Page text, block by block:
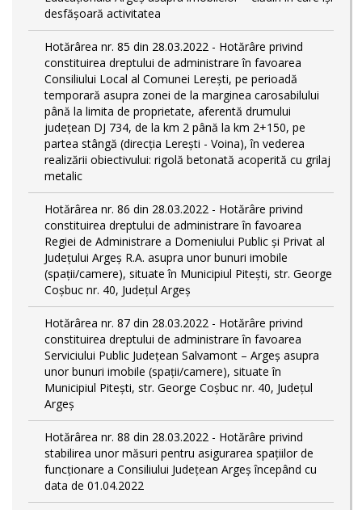
desfășoară activitatea
Hotărârea nr. 85 din 28.03.2022 - Hotărâre privind
constituirea dreptului de administrare în favoarea
Consiliului Local al Comunei Lerești, pe perioadă
temporară asupra zonei de la marginea carosabilului
până la limita de proprietate, aferentă drumului
județean DJ 734, de la km 2 până la km 2+150, pe
partea stângă (direcția Lerești - Voina), în vederea
realizării obiectivului: rigolă betonată acoperită cu grilaj
metalic
Hotărârea nr. 86 din 28.03.2022 - Hotărâre privind
constituirea dreptului de administrare în favoarea
Regiei de Administrare a Domeniului Public și Privat al
Județului Argeș R.A. asupra unor bunuri imobile
(spații/camere), situate în Municipiul Pitești, str. George
Coșbuc nr. 40, Județul Argeș
Hotărârea nr. 87 din 28.03.2022 - Hotărâre privind
constituirea dreptului de administrare în favoarea
Serviciului Public Județean Salvamont – Argeș asupra
unor bunuri imobile (spații/camere), situate în
Municipiul Pitești, str. George Coșbuc nr. 40, Județul
Argeș
Hotărârea nr. 88 din 28.03.2022 - Hotărâre privind
stabilirea unor măsuri pentru asigurarea spațiilor de
funcționare a Consiliului Județean Argeș începând cu
data de 01.04.2022